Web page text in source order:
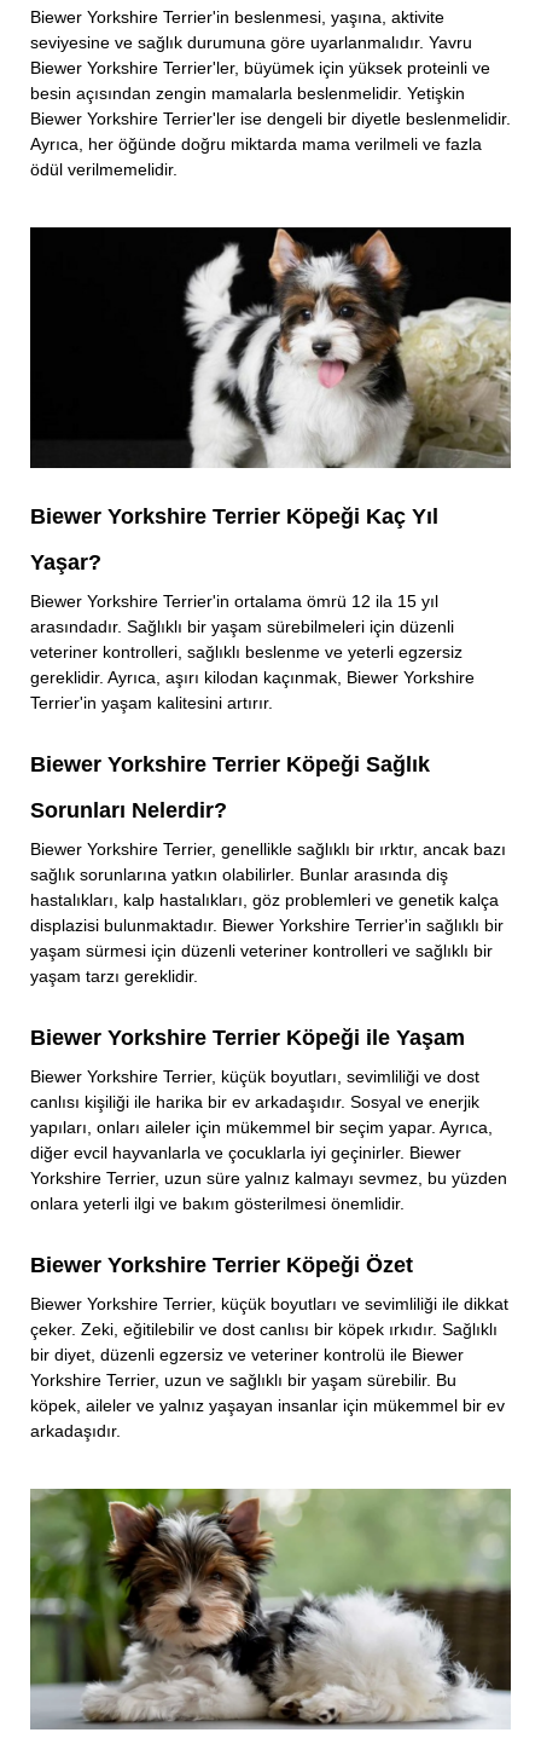
Biewer Yorkshire Terrier'in beslenmesi, yaşına, aktivite
seviyesine ve sağlık durumuna göre uyarlanmalıdır. Yavru
Biewer Yorkshire Terrier'ler, büyümek için yüksek proteinli ve
besin açısından zengin mamalarla beslenmelidir. Yetişkin
Biewer Yorkshire Terrier'ler ise dengeli bir diyetle beslenmelidir.
Ayrıca, her öğünde doğru miktarda mama verilmeli ve fazla
ödül verilmemelidir.
Biewer Yorkshire Terrier Köpeği Kaç Yıl
Yaşar?
Biewer Yorkshire Terrier'in ortalama ömrü 12 ila 15 yıl
arasındadır. Sağlıklı bir yaşam sürebilmeleri için düzenli
veteriner kontrolleri, sağlıklı beslenme ve yeterli egzersiz
gereklidir. Ayrıca, aşırı kilodan kaçınmak, Biewer Yorkshire
Terrier'in yaşam kalitesini artırır.
Biewer Yorkshire Terrier Köpeği Sağlık
Sorunları Nelerdir?
Biewer Yorkshire Terrier, genellikle sağlıklı bir ırktır, ancak bazı
sağlık sorunlarına yatkın olabilirler. Bunlar arasında diş
hastalıkları, kalp hastalıkları, göz problemleri ve genetik kalça
displazisi bulunmaktadır. Biewer Yorkshire Terrier'in sağlıklı bir
yaşam sürmesi için düzenli veteriner kontrolleri ve sağlıklı bir
yaşam tarzı gereklidir.
Biewer Yorkshire Terrier Köpeği ile Yaşam
Biewer Yorkshire Terrier, küçük boyutları, sevimliliği ve dost
canlısı kişiliği ile harika bir ev arkadaşıdır. Sosyal ve enerjik
yapıları, onları aileler için mükemmel bir seçim yapar. Ayrıca,
diğer evcil hayvanlarla ve çocuklarla iyi geçinirler. Biewer
Yorkshire Terrier, uzun süre yalnız kalmayı sevmez, bu yüzden
onlara yeterli ilgi ve bakım gösterilmesi önemlidir.
Biewer Yorkshire Terrier Köpeği Özet
Biewer Yorkshire Terrier, küçük boyutları ve sevimliliği ile dikkat
çeker. Zeki, eğitilebilir ve dost canlısı bir köpek ırkıdır. Sağlıklı
bir diyet, düzenli egzersiz ve veteriner kontrolü ile Biewer
Yorkshire Terrier, uzun ve sağlıklı bir yaşam sürebilir. Bu
köpek, aileler ve yalnız yaşayan insanlar için mükemmel bir ev
arkadaşıdır.